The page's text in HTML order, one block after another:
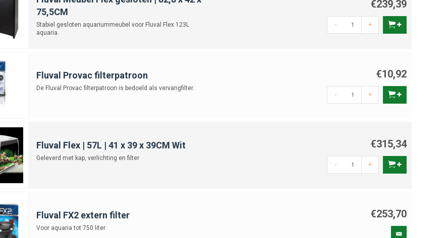
75,5CM
Stabiel gesloten aquariummeubel voor Fluval Flex 123L
aquaria.
€239,39
- +
Fluval Provac filterpatroon
De Fluval Provac filterpatroon is bedoeld als vervangfilter.
€10,92
- +
Fluval Flex | 57L | 41 x 39 x 39CM Wit
Geleverd met kap, verlichting en filter
€315,34
- +
Fluval FX2 extern filter
Voor aquaria tot 750 liter
€253,70